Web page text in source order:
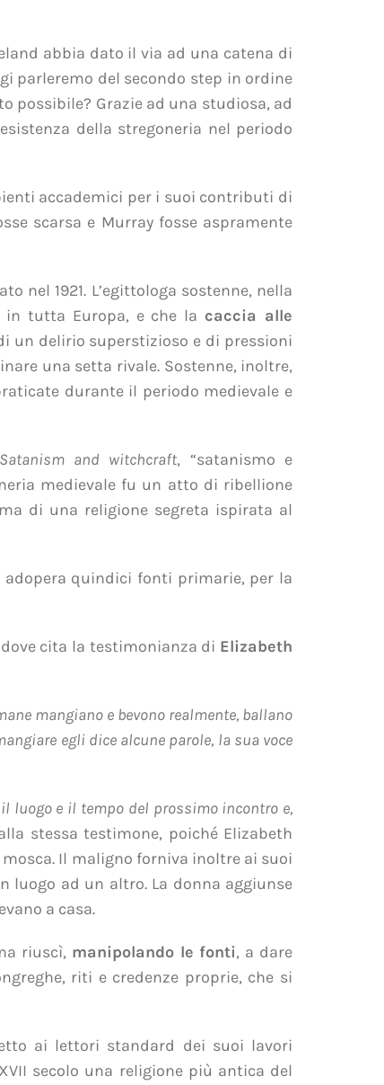
abbia dato il via ad una catena di
parleremo del secondo step in ordine
possibile? Grazie ad una studiosa, ad
della stregoneria nel periodo
accademici per i suoi contributi di
scarsa e Murray fosse aspramente
nel 1921. L’egittologa sostenne, nella
in tutta Europa, e che la caccia alle
un delirio superstizioso e di pressioni
una setta rivale. Sostenne, inoltre,
durante il periodo medievale e
Satanism and witchcraft, “satanismo e
medievale fu un atto di ribellione
di una religione segreta ispirata al
adopera quindici fonti primarie, per la
dove cita la testimonianza di Elizabeth
mangiano e bevono realmente, ballano
egli dice alcune parole, la sua voce
luogo e il tempo del prossimo incontro e,
stessa testimone, poiché Elizabeth
Il maligno forniva inoltre ai suoi
luogo ad un altro. La donna aggiunse
a casa.
riuscì, manipolando le fonti, a dare
riti e credenze proprie, che si
ai lettori standard dei suoi lavori
secolo una religione più antica del